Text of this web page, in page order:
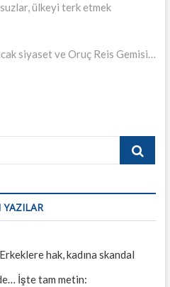
ülkeyi terk etmek
siyaset ve Oruç Reis Gemisi…
Search
YAZILAR
hak, kadına skandal
İşte tam metin: